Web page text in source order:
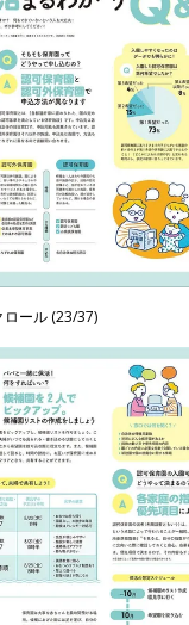
ロール (23/37)